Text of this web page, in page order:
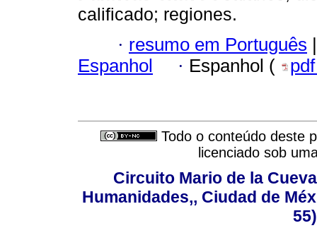
calificado; regiones.
· resumo em Português |
Espanhol
· Espanhol (
Todo o conteúdo deste
licenciado sob
Circuito Mario de la
Humanidades,, Ciudad de